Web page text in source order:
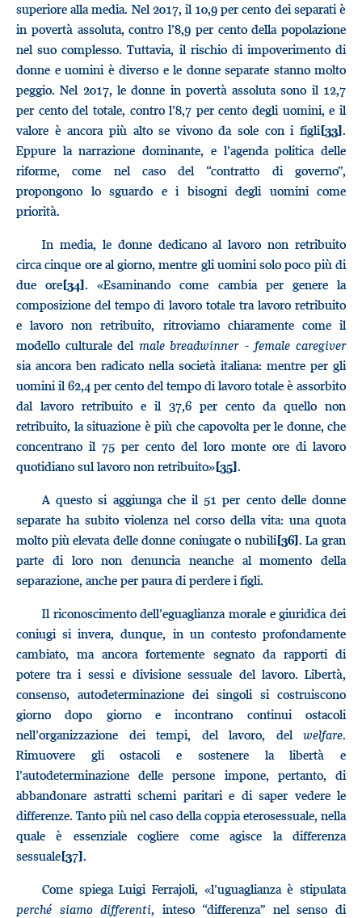
superiore alla media. Nel 2017, il 10,9 per cento dei separati è
in povertà assoluta, contro l’8,9 per cento della popolazione
nel suo complesso. Tuttavia, il rischio di impoverimento di
donne e uomini è diverso e le donne separate stanno molto
peggio. Nel 2017, le donne in povertà assoluta sono il 12,7
per cento del totale, contro l’8,7 per cento degli uomini, e il
valore è ancora più alto se vivono da sole con i figli[33].
Eppure la narrazione dominante, e l’agenda politica delle
riforme, come nel caso del “contratto di governo”,
propongono lo sguardo e i bisogni degli uomini come
priorità.
In media, le donne dedicano al lavoro non retribuito
circa cinque ore al giorno, mentre gli uomini solo poco più di
due ore[34]. «Esaminando come cambia per genere la
composizione del tempo di lavoro totale tra lavoro retribuito
e lavoro non retribuito, ritroviamo chiaramente come il
modello culturale del male breadwinner -female caregiver
sia ancora ben radicato nella società italiana: mentre per gli
uomini il 62,4 per cento del tempo di lavoro totale è assorbito
dal lavoro retribuito e il 37,6 per cento da quello non
retribuito, la situazione è più che capovolta per le donne, che
concentrano il 75 per cento del loro monte ore di lavoro
quotidiano sul lavoro non retribuito»[35].
A questo si aggiunga che il 51 per cento delle donne
separate ha subito violenza nel corso della vita: una quota
molto più elevata delle donne coniugate o nubili[36]. La gran
parte di loro non denuncia neanche al momento della
separazione, anche per paura di perdere i figli.
Il riconoscimento dell’eguaglianza morale e giuridica dei
coniugi si invera, dunque, in un contesto profondamente
cambiato, ma ancora fortemente segnato da rapporti di
potere tra i sessi e divisione sessuale del lavoro. Libertà,
consenso, autodeterminazione dei singoli si costruiscono
giorno dopo giorno e incontrano continui ostacoli
nell’organizzazione dei tempi, del lavoro, del welfare.
Rimuovere gli ostacoli e sostenere la libertà e
l’autodeterminazione delle persone impone, pertanto, di
abbandonare astratti schemi paritari e di saper vedere le
differenze. Tanto più nel caso della coppia eterosessuale, nella
quale è essenziale cogliere come agisce la differenza
sessuale[37].
Come spiega Luigi Ferrajoli, «l’uguaglianza è stipulata
perché siamo differenti, inteso “differenza” nel senso di